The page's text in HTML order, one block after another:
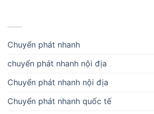
Chuyển phát nhanh
chuyển phát nhanh nội địa
Chuyển phát nhanh nội địa
Chuyển phát nhanh quốc tế